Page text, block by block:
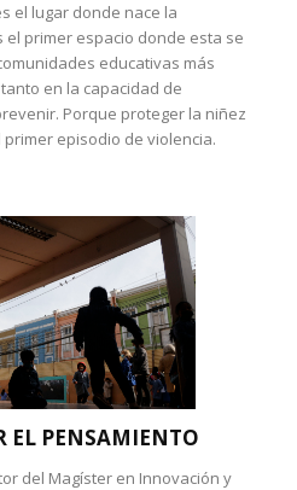
el lugar donde nace la
el primer espacio donde esta se
educativas más
en la capacidad de
Porque proteger la niñez
episodio de violencia.
EL PENSAMIENTO
del Magíster en Innovación y